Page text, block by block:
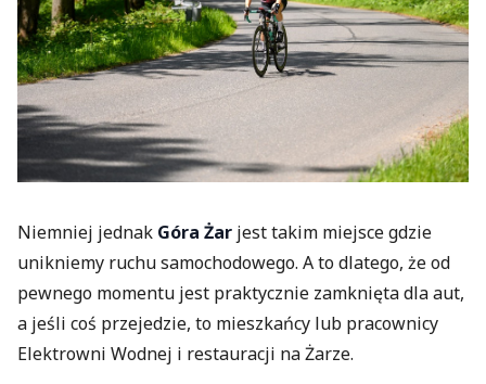
Niemniej jednak Góra Żar jest takim miejsce gdzie
unikniemy ruchu samochodowego. A to dlatego, że od
pewnego momentu jest praktycznie zamknięta dla aut,
a jeśli coś przejedzie, to mieszkańcy lub pracownicy
Elektrowni Wodnej i restauracji na Żarze.